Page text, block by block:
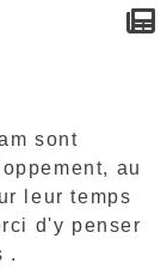
sont
au
leur temps
d'y penser
.